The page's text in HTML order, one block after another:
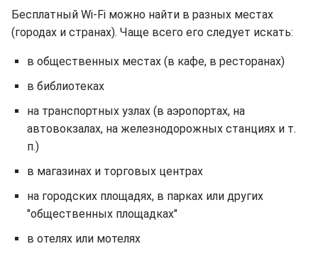
Бесплатный Wi-Fi можно найти в разных местах
(городах и странах). Чаще всего его следует искать:
в общественных местах (в кафе, в ресторанах)
в библиотеках
на транспортных узлах (в аэропортах, на
автовокзалах, на железнодорожных станциях и т.
п.)
в магазинах и торговых центрах
на городских площадях, в парках или других
"общественных площадках"
в отелях или мотелях